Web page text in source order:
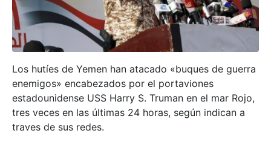
Los hutíes de Yemen han atacado «buques de guerra
enemigos» encabezados por el portaviones
estadounidense USS Harry S. Truman en el mar Rojo,
tres veces en las últimas 24 horas, según indican a
traves de sus redes.